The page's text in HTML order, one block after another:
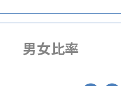
男女比率